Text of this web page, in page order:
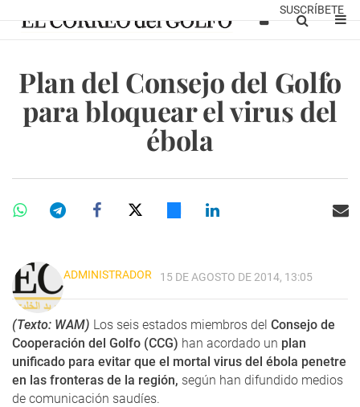
SUSCRÍBETE
Plan del Consejo del Golfo
para bloquear el virus del
ébola
ADMINISTRADOR 15 DE AGOSTO DE 2014, 13:05
(Texto: WAM) Los seis estados miembros del Consejo de
Cooperación del Golfo (CCG) han acordado un plan
unificado para evitar que el mortal virus del ébola penetre
en las fronteras de la región, según han difundido medios
de comunicación saudíes.